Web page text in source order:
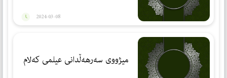
2024-03-08
میژووی سەرهەڵدانی عیلمی كەلام